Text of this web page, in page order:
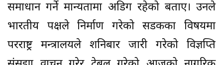
समाधान गर्ने मान्यतामा अडिग रहेको बताए। उनले
भारतीय पक्षले निर्माण गरेको सडकका विषयमा
परराष्ट्र मन्त्रालयले शनिबार जारी गरेको विज्ञप्ति